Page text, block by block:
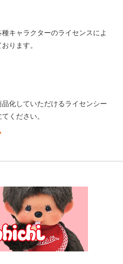
キャラクターのライセンスによ
ります。
化していただけるライセンシー
ください。